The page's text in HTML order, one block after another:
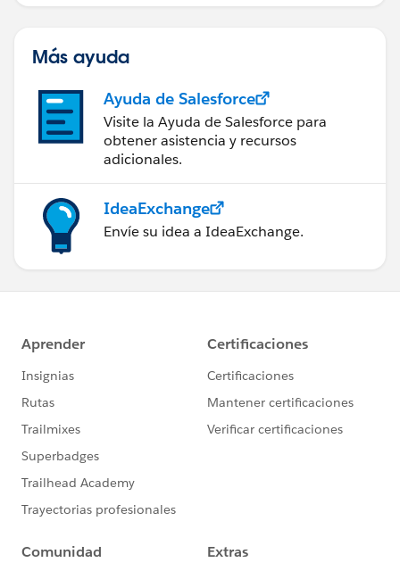
Más ayuda
Ayuda de Salesforce
Visite la Ayuda de Salesforce para
obtener asistencia y recursos
adicionales.
IdeaExchange
Envíe su idea a IdeaExchange.